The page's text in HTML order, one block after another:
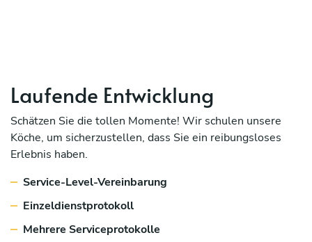
Laufende Entwicklung
Schätzen Sie die tollen Momente! Wir schulen unsere
Köche, um sicherzustellen, dass Sie ein reibungsloses
Erlebnis haben.
Service-Level-Vereinbarung
Einzeldienstprotokoll
Mehrere Serviceprotokolle